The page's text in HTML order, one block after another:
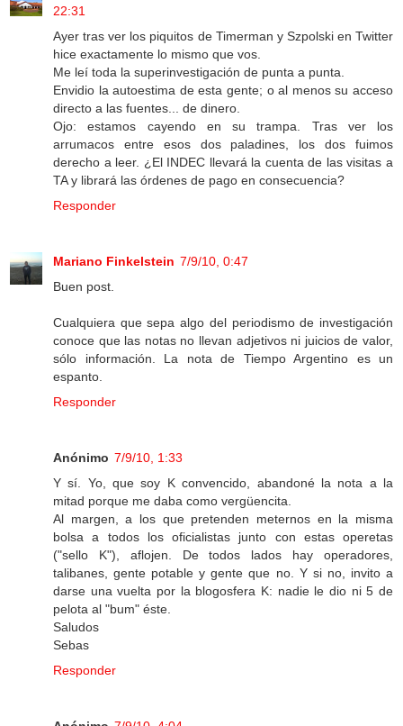
22:31
Ayer tras ver los piquitos de Timerman y Szpolski en Twitter
hice exactamente lo mismo que vos.
Me leí toda la superinvestigación de punta a punta.
Envidio la autoestima de esta gente; o al menos su acceso
directo a las fuentes... de dinero.
Ojo: estamos cayendo en su trampa. Tras ver los
arrumacos entre esos dos paladines, los dos fuimos
derecho a leer. ¿El INDEC llevará la cuenta de las visitas a
TA y librará las órdenes de pago en consecuencia?
Responder
Mariano Finkelstein 7/9/10, 0:47
Buen post.
Cualquiera que sepa algo del periodismo de investigación
conoce que las notas no llevan adjetivos ni juicios de valor,
sólo información. La nota de Tiempo Argentino es un
espanto.
Responder
Anónimo 7/9/10, 1:33
Y sí. Yo, que soy K convencido, abandoné la nota a la
mitad porque me daba como vergüencita.
Al margen, a los que pretenden meternos en la misma
bolsa a todos los oficialistas junto con estas operetas
("sello K"), aflojen. De todos lados hay operadores,
talibanes, gente potable y gente que no. Y si no, invito a
darse una vuelta por la blogosfera K: nadie le dio ni 5 de
pelota al "bum" éste.
Saludos
Sebas
Responder